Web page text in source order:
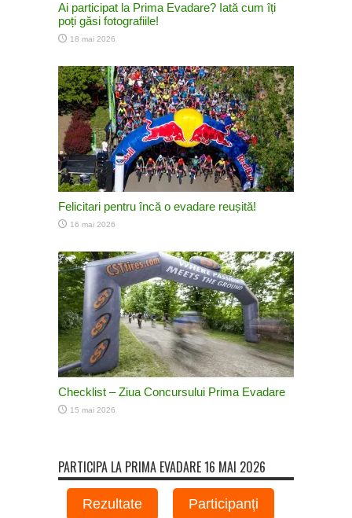
Ai participat la Prima Evadare? Iată cum îți
poți găsi fotografiile!
18 mai 2026
Felicitari pentru încă o evadare reușită!
16 mai 2026
Checklist – Ziua Concursului Prima Evadare
15 mai 2026
PARTICIPA LA PRIMA EVADARE 16 MAI 2026
Rezultate Participanți